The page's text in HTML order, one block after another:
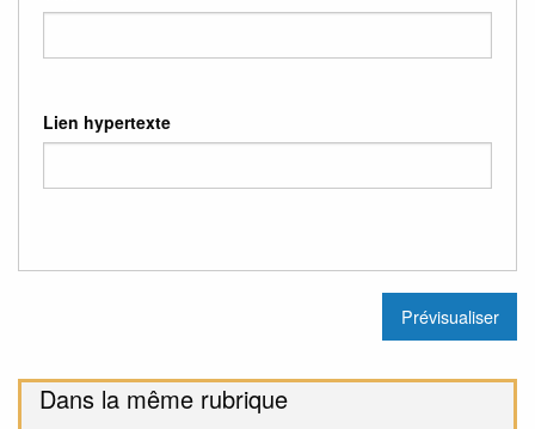
Lien hypertexte
Dans la même rubrique